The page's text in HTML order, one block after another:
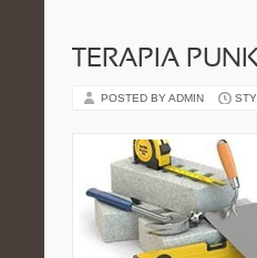
TERAPIA
POSTED BY ADMIN